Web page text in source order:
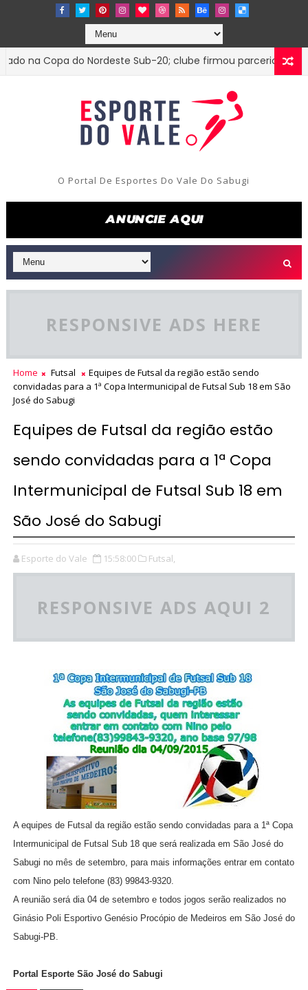
Copa do Nordeste Sub-20; clube firmou parceria com o
O Portal De Esportes Do Vale Do Sabugi
RESPONSIVE ADS HERE
Home Futsal
Equipes de Futsal da região estão sendo
convidadas para a 1ª Copa Intermunicipal de Futsal Sub 18 em São
José do Sabugi
Equipes de Futsal da região estão
sendo convidadas para a 1ª Copa
Intermunicipal de Futsal Sub 18 em
São José do Sabugi
Esporte do Vale 15:58:00 Futsal,
RESPONSIVE ADS AQUI 2
A equipes de Futsal da região estão sendo convidadas para a 1ª Copa
Intermunicipal de Futsal Sub 18 que será realizada em São José do
Sabugi no mês de setembro, para mais informações entrar em contato
com Nino pelo telefone (83) 99843-9320.
A reunião será dia 04 de setembro e todos jogos serão realizados no
Ginásio Poli Esportivo Genésio Procópio de Medeiros em São José do
Sabugi-PB.
Portal Esporte São José do Sabugi